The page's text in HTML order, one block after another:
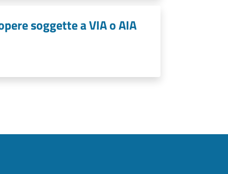
soggette a VIA o AIA